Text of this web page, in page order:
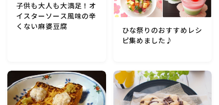
子供も大人も大満足！オ
イスターソース風味の辛
くない麻婆豆腐
ひな祭りのおすすめレシ
ピ集めました♪